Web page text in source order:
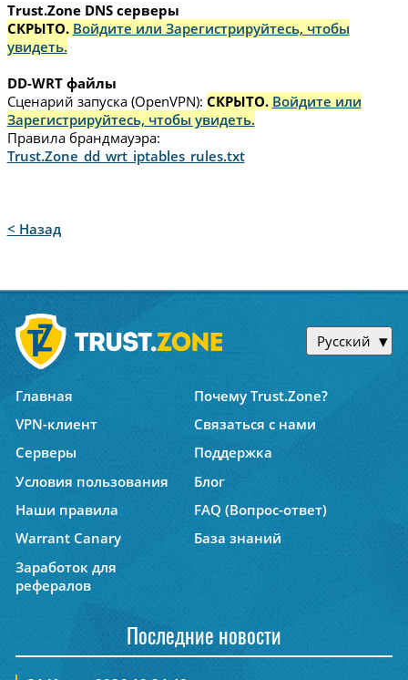
Trust.Zone DNS серверы
СКРЫТО. Войдите или Зарегистрируйтесь, чтобы
увидеть.
DD-WRT файлы
Сценарий запуска (OpenVPN): СКРЫТО. Войдите или
Зарегистрируйтесь, чтобы увидеть.
Правила брандмауэра:
Trust.Zone_dd_wrt_iptables_rules.txt
< Назад
Русский
Главная
Почему Trust.Zone?
VPN-клиент
Связаться с нами
Серверы
Поддержка
Условия пользования
Блог
Наши правила
FAQ (Вопрос-ответ)
Warrant Canary
База знаний
Заработок для
рефералов
Последние новости